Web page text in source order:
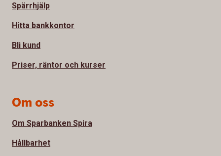
Spärrhjälp
Hitta bankkontor
Bli kund
Priser, räntor och kurser
Om oss
Om Sparbanken Spira
Hållbarhet